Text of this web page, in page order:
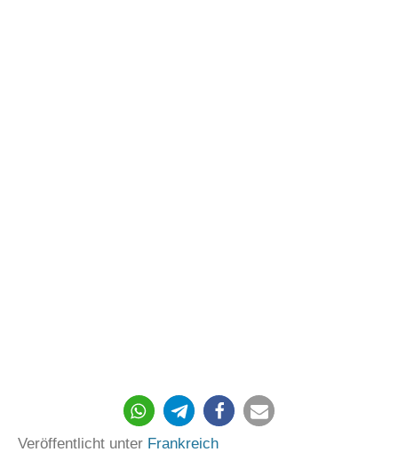
151
Veröffentlicht unter Frankreich